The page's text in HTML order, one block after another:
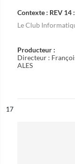
Contexte : REV 14
Le Club
Producteur :
Directeur :
ALES
n°
17